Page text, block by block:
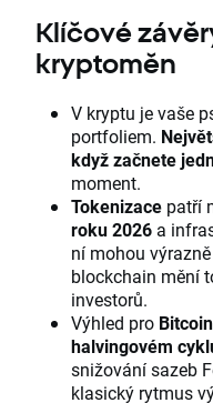
Klíčové
kryptoměn
V kryptu je vaše
portfoliem.
když začnete
moment.
Tokenizace patří
roku 2026 a
ní mohou
blockchain mění
investorů.
Výhled pro
halvingovém
snižování sazeb
klasický rytmus